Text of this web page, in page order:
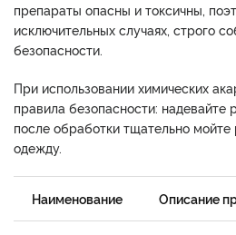
препараты опасны и токсичны,
исключительных случаях, строго
безопасности.
При использовании химических
правила безопасности: надевайте
после обработки тщательно мойте
одежду.
Наименование Описание